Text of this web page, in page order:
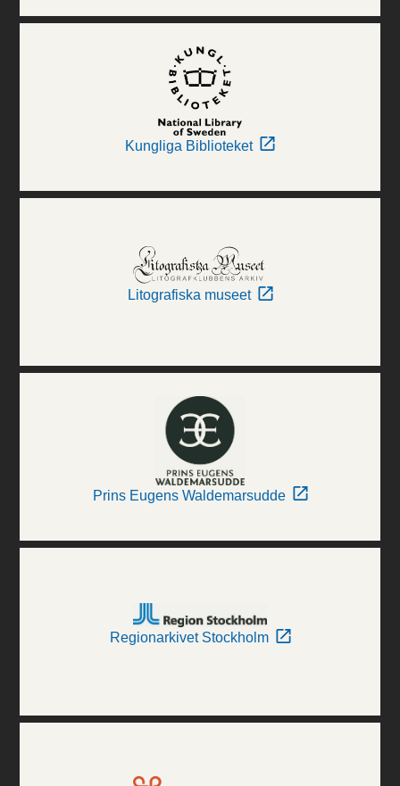
Kungliga Biblioteket
Litografiska museet
Prins Eugens Waldemarsudde
Regionarkivet Stockholm